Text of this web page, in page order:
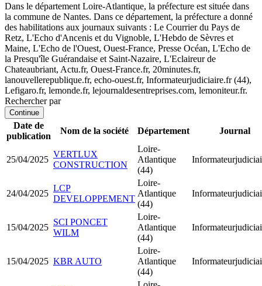
Dans le département Loire-Atlantique, la préfecture est située dans
la commune de Nantes. Dans ce département, la préfecture a donné
des habilitations aux journaux suivants : Le Courrier du Pays de
Retz, L'Echo d'Ancenis et du Vignoble, L'Hebdo de Sèvres et
Maine, L'Echo de l'Ouest, Ouest-France, Presse Océan, L'Echo de
la Presqu'île Guérandaise et Saint-Nazaire, L'Eclaireur de
Chateaubriant, Actu.fr, Ouest-France.fr, 20minutes.fr,
lanouvellerepublique.fr, echo-ouest.fr, Informateurjudiciaire.fr (44),
Lefigaro.fr, lemonde.fr, lejournaldesentreprises.com, lemoniteur.fr.
Rechercher par
Continue
Date de
publication
Nom de la société Département Journal
25/04/2025
VERTLUX
CONSTRUCTION
Loire-
Atlantique
(44)
24/04/2025
LCP
DEVELOPPEMENT
Loire-
Atlantique
(44)
15/04/2025
SCI PONCET
WILM
Loire-
Atlantique
(44)
15/04/2025 KBR AUTO
Loire-
Atlantique
(44)